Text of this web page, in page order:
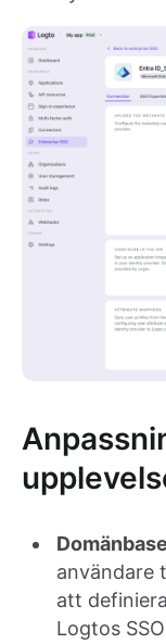
användare
att
Logtos